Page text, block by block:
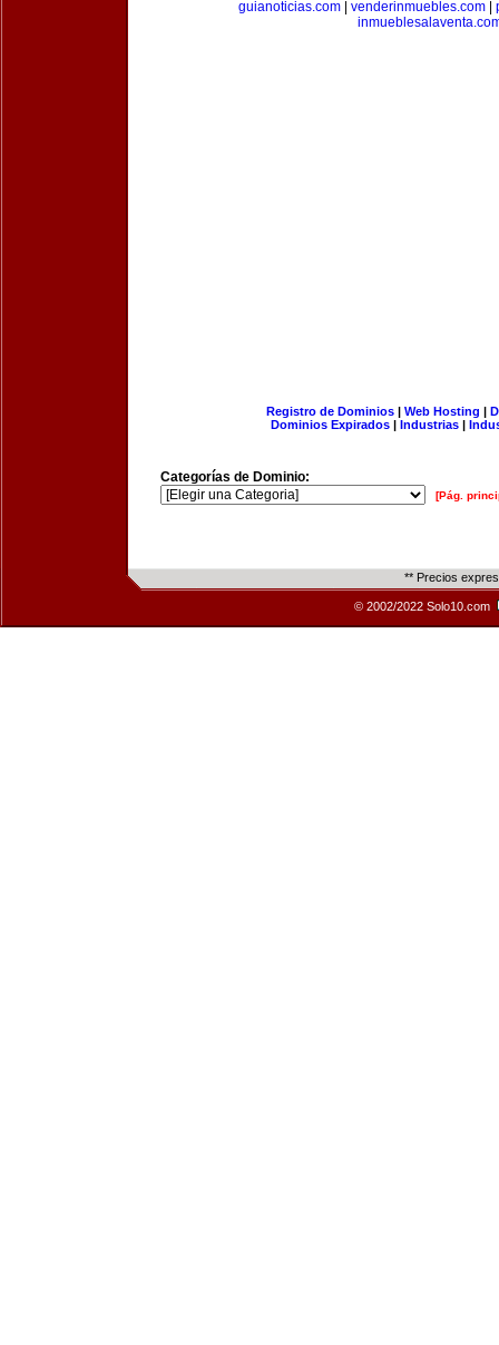
guianoticias.com| venderinmuebles.com|
Registro de Dominios| Web Hosting |
Dominios Expirados | Industrias |
Categorías de Dominio:
[Pág.
** Precios
© 2002/2022 Solo10.com